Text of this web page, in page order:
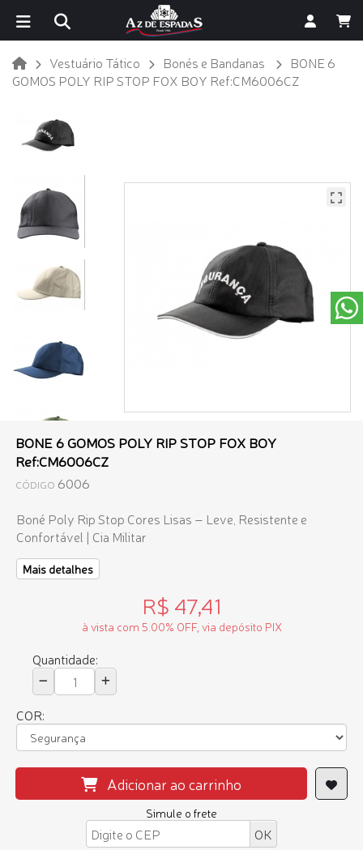
Vestuário Tático Bonés e Bandanas
BONE 6
GOMOS POLY RIP STOP FOX BOY Ref:CM6006CZ
BONE 6 GOMOS POLY RIP STOP FOX BOY
Ref:CM6006CZ
CÓDIGO 6006
Boné Poly Rip Stop Cores Lisas – Leve, Resistente e
Confortável | Cia Militar
Mais detalhes
R$ 47,41
à vista com 5.00% OFF, via depósito PIX
Quantidade:
COR:
Adicionar ao carrinho
Simule o frete